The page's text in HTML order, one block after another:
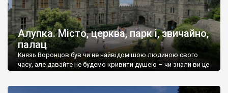
Алупка. Місто, церква, парк і, звичайно,
палац
Князь Воронцов був чи не найвідомішою людиною свого
часу, але давайте не будемо кривити душею – чи знали ви це